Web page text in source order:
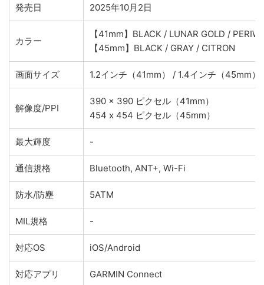
発売日 2025年10月2日
カラー
【41mm】BLACK / LUNAR GOLD /
【45mm】BLACK / GRAY / CITRON
画面サイズ 1.2インチ（41mm） / 1.4インチ（45mm）
解像度/PPI
390 x 390 ピクセル（41mm）
454 x 454 ピクセル（45mm）
最大輝度 -
通信規格 Bluetooth, ANT+, Wi-Fi
防水/防塵 5ATM
MIL規格 -
対応OS iOS/Android
対応アプリ GARMIN Connect